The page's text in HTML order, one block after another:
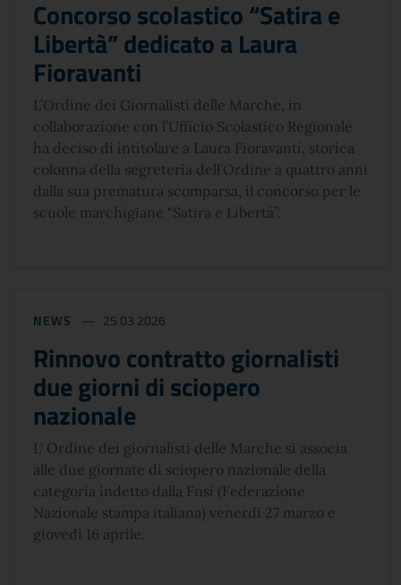
Concorso scolastico “Satira e
Libertà” dedicato a Laura
Fioravanti
L’Ordine dei Giornalisti delle Marche, in
collaborazione con l’Ufficio Scolastico Regionale
ha deciso di intitolare a Laura Fioravanti, storica
colonna della segreteria dell’Ordine a quattro anni
dalla sua prematura scomparsa, il concorso per le
scuole marchigiane "Satira e Libertà”.
NEWS 25 03 2026
Rinnovo contratto giornalisti
due giorni di sciopero
nazionale
L' Ordine dei giornalisti delle Marche si associa
alle due giornate di sciopero nazionale della
categoria indetto dalla Fnsi (Federazione
Nazionale stampa italiana) venerdì 27 marzo e
giovedì 16 aprile.